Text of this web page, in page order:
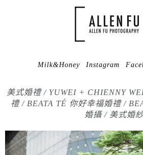
Milk&Honey Instagram
美式婚禮 / YUWEI + CHIENNY
禮 / BEATA TÉ 你好幸福婚禮 /
婚攝 / 美式婚